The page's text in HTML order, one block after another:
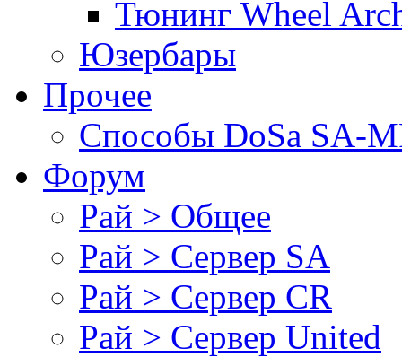
Тюнинг Wheel
Юзербары
Прочее
Cпособы DoSа SA-
Форум
Рай > Общее
Рай > Сервер SA
Рай > Сервер CR
Рай > Сервер United